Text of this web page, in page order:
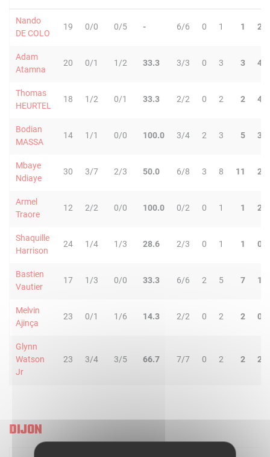
Nando
DE COLO
19 0/0 0/5 - 6/6 0 1 1 2
Adam
Atamna
20 0/1 1/2 33.3 3/3 0 3 3 4
Thomas
HEURTEL
18 1/2 0/1 33.3 2/2 0 2 2 4
Bodian
MASSA
14 1/1 0/0 100.0 3/4 2 3 5 3
Mbaye
Ndiaye
30 3/7 2/3 50.0 6/8 3 8 11 2
Armel
Traore
12 2/2 0/0 100.0 0/2 0 1 1 2
Shaquille
Harrison
24 1/4 1/3 28.6 2/3 0 1 1 0
Bastien
Vautier
17 1/3 0/0 33.3 6/6 2 5 7 1
Melvin
Ajinça
23 0/1 1/6 14.3 2/2 0 2 2 0
Glynn
Watson
Jr
23 3/4 3/5 66.7 7/7 0 2 2 2
DIJON